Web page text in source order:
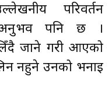
परिवर्तन
पनि छ ।
जाने गरी आएको
नहुने उनको भनाइ